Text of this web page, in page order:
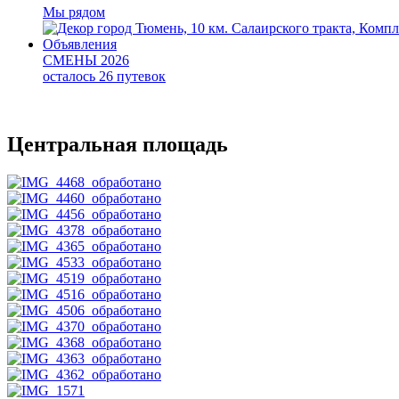
Мы рядом
город Тюмень, 10 км. Салаирского тракта,
Объявления
СМЕНЫ 2026
осталось 26 путевок
Центральная площадь